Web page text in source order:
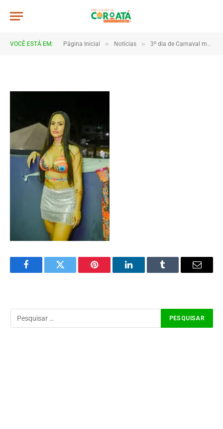
VOCÊ ESTÁ EM: Página Inicial » Notícias » 3º dia de Carnaval mantém clima de festa em Coroatá
JWR_9731
FacebookTwitter Pinterest LinkedInTumblr Email